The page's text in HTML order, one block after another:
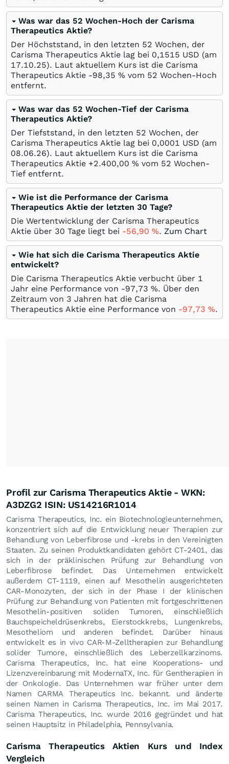
Was war das 52 Wochen-Hoch der Carisma
Therapeutics Aktie?
Der Höchststand, in den letzten 52 Wochen, der
Carisma Therapeutics Aktie lag bei 0,1515 USD (am
17.10.25). Laut aktuellem Kurs ist die Carisma
Therapeutics Aktie -98,35 % vom 52 Wochen-Hoch
entfernt.
Was war das 52 Wochen-Tief der Carisma
Therapeutics Aktie?
Der Tiefststand, in den letzten 52 Wochen, der
Carisma Therapeutics Aktie lag bei 0,0001 USD (am
08.06.26). Laut aktuellem Kurs ist die Carisma
Therapeutics Aktie +2.400,00 % vom 52 Wochen-
Tief entfernt.
Wie ist die Performance der Carisma
Therapeutics Aktie der letzten 30 Tage?
Die Wertentwicklung der Carisma Therapeutics
Aktie über 30 Tage liegt bei -56,90 %. Zum Chart
Wie hat sich die Carisma Therapeutics Aktie
entwickelt?
Die Carisma Therapeutics Aktie verbucht über 1
Jahr eine Performance von -97,73 %. Über den
Zeitraum von 3 Jahren hat die Carisma
Therapeutics Aktie eine Performance von -97,73 %.
Profil zur Carisma Therapeutics Aktie - WKN:
A3DZG2 ISIN: US14216R1014
Carisma Therapeutics, Inc. ein Biotechnologieunternehmen,
konzentriert sich auf die Entwicklung neuer Therapien zur
Behandlung von Leberfibrose und -krebs in den Vereinigten
Staaten. Zu seinen Produktkandidaten gehört CT-2401, das
sich in der präklinischen Prüfung zur Behandlung von
Leberfibrose befindet. Das Unternehmen entwickelt
außerdem CT-1119, einen auf Mesothelin ausgerichteten
CAR-Monozyten, der sich in der Phase I der klinischen
Prüfung zur Behandlung von Patienten mit fortgeschrittenen
Mesothelin-positiven soliden Tumoren, einschließlich
Bauchspeicheldrüsenkrebs, Eierstockkrebs, Lungenkrebs,
Mesotheliom und anderen befindet. Darüber hinaus
entwickelt es in vivo CAR-M-Zelltherapien zur Behandlung
solider Tumore, einschließlich des Leberzellkarzinoms.
Carisma Therapeutics, Inc. hat eine Kooperations- und
Lizenzvereinbarung mit ModernaTX, Inc. für Gentherapien in
der Onkologie. Das Unternehmen war früher unter dem
Namen CARMA Therapeutics Inc. bekannt. und änderte
seinen Namen in Carisma Therapeutics, Inc. im Mai 2017.
Carisma Therapeutics, Inc. wurde 2016 gegründet und hat
seinen Hauptsitz in Philadelphia, Pennsylvania.
Carisma Therapeutics Aktien Kurs und Index
Vergleich